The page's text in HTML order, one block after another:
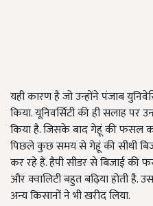
यही कारण है जो उन्होंने पंजाब
किया. यूनिवर्सिटी की ही सलाह पर
किया है. जिसके बाद गेहूं की फसल
पिछले कुछ समय से गेहूं की सीधी
कर रहे हैं. हैपी सीडर से बिजाई की
और क्वालिटी बहुत बढ़िया होती है.
अन्य किसानों ने भी खरीद लिया.